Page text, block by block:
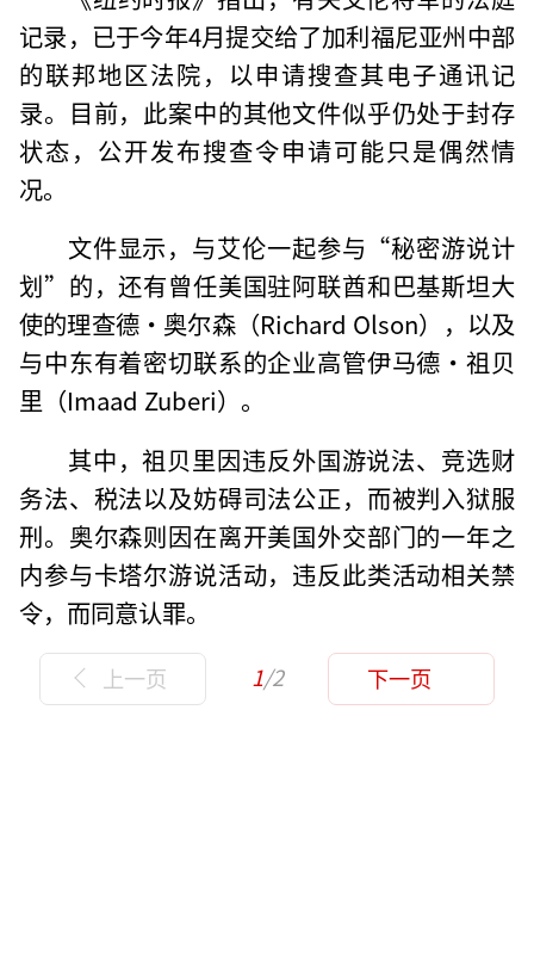
记录，已于今年4月提交给了加利福尼亚州中部
的联邦地区法院，以申请搜查其电子通讯记
录。目前，此案中的其他文件似乎仍处于封存
状态，公开发布搜查令申请可能只是偶然情
况。
文件显示，与艾伦一起参与“秘密游说计
划”的，还有曾任美国驻阿联酋和巴基斯坦大
使的理查德·奥尔森（Richard Olson），以及
与中东有着密切联系的企业高管伊马德·祖贝
里（Imaad Zuberi）。
其中，祖贝里因违反外国游说法、竞选财
务法、税法以及妨碍司法公正，而被判入狱服
刑。奥尔森则因在离开美国外交部门的一年之
内参与卡塔尔游说活动，违反此类活动相关禁
令，而同意认罪。
上一页 1/2 下一页